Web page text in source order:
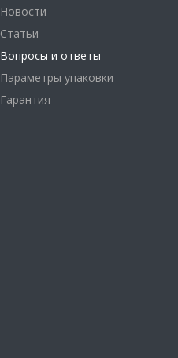
Новости
Статьи
Вопросы и ответы
Параметры упаковки
Гарантия